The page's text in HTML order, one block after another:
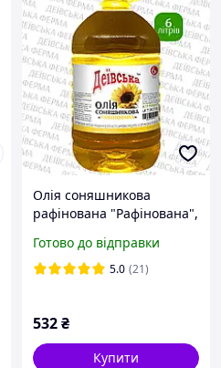
Олія соняшникова
рафінована "Рафінована",
Готово до відправки
5.0 (21)
532₴
Купити